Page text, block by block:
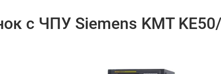
с ЧПУ Siemens KMT